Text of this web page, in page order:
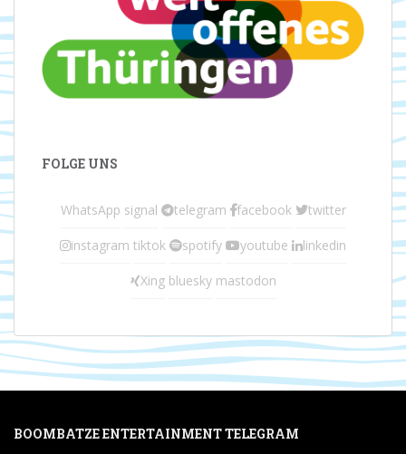
FOLGE UNS
WhatsApp signal telegram facebook twitter
instagram tiktok spotify youtube linkedin
Xing bluesky mastodon
BOOMBATZE ENTERTAINMENT TELEGRAM